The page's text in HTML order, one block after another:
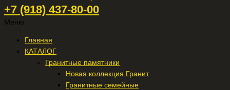
+7 (918) 437-80-00
Меню
Главная
КАТАЛОГ
Гранитные памятники
Новая коллекция Гранит
Гранитные семейные